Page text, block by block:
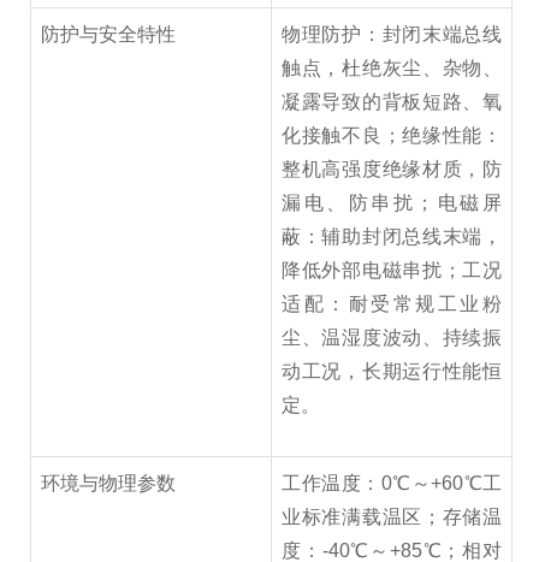
防护与安全特性
物理防护：封闭末端总线
触点，杜绝灰尘、杂物、
凝露导致的背板短路、氧
化接触不良；绝缘性能：
整机高强度绝缘材质，防
漏电、防串扰；电磁屏
蔽：辅助封闭总线末端，
降低外部电磁串扰；工况
适配：耐受常规工业粉
尘、温湿度波动、持续振
动工况，长期运行性能恒
定。
环境与物理参数
工作温度：0℃～+60℃工
业标准满载温区；存储温
度：-40℃～+85℃；相对